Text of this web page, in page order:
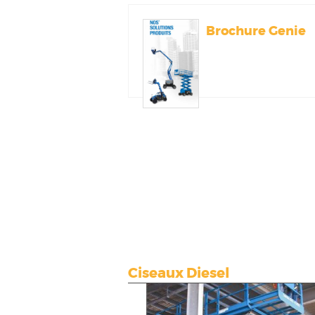
Brochure Genie
Ciseaux Diesel